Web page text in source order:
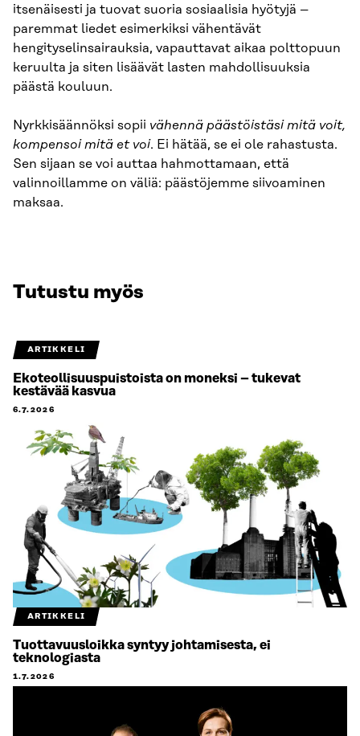
itsenäisesti ja tuovat suoria sosiaalisia hyötyjä –
paremmat liedet esimerkiksi vähentävät
hengityselinsairauksia, vapauttavat aikaa polttopuun
keruulta ja siten lisäävät lasten mahdollisuuksia
päästä kouluun.
Nyrkkisäännöksi sopii vähennä päästöistäsi mitä voit,
kompensoi mitä et voi. Ei hätää, se ei ole rahastusta.
Sen sijaan se voi auttaa hahmottamaan, että
valinnoillamme on väliä: päästöjemme siivoaminen
maksaa.
Tutustu myös
ARTIKKELI
Ekoteollisuuspuistoista on moneksi – tukevat
kestävää kasvua
6.7.2026
ARTIKKELI
Tuottavuusloikka syntyy johtamisesta, ei
teknologiasta
1.7.2026